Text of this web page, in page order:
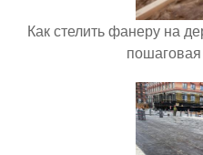
Как стелить фанеру на